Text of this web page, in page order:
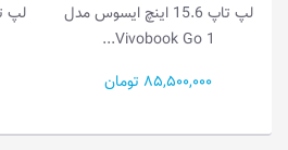
لپ تاپ 15.6 اینچ ایسوس مدل
لپ تاپ